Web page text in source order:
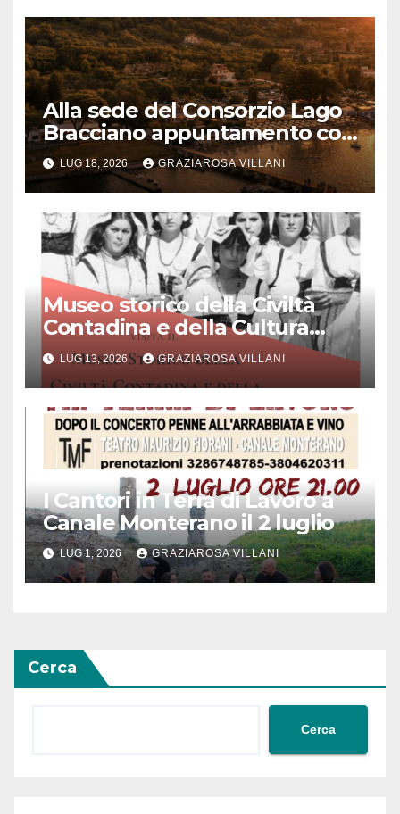
Alla sede del Consorzio Lago
Bracciano appuntamento col
Bel Canto: domenica 19 luglio
2026 alle 19 concerto lirico ad
ingresso libero
LUG 18, 2026 GRAZIAROSA VILLANI
Museo storico della Civiltà
Contadina e della Cultura
Popolare “Augusto Montori”:
Quando la memoria incontra
l’innovazione
LUG 13, 2026 GRAZIAROSA VILLANI
I Cantori in Terra di Lavoro a
Canale Monterano il 2 luglio
LUG 1, 2026 GRAZIAROSA VILLANI
Cerca
Cerca